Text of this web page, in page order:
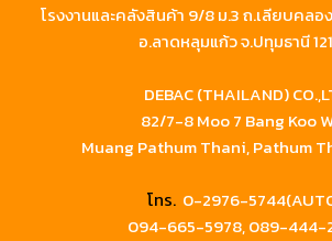
โรงงานและคลังสินค้า 9/8 ม.3 ถ.เลียบคลอ
อ.ลาดหลุมแก้ว จ.ปทุมธานี
DEBAC (THAILAND)
82/7-8 Moo 7 Bang Koo
Muang Pathum Thani, Pathum
โทร. 0-2976-
094-665-5978,089-444-